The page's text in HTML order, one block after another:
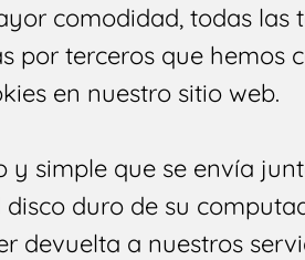
comodidad, todas las
por terceros que hemos
en nuestro sitio web.
simple que se envía
duro de su
devuelta a nuestros